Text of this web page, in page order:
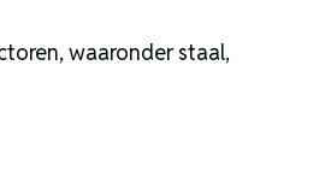
waaronder staal,